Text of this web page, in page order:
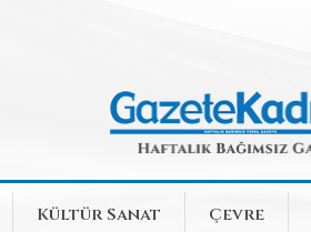
Kültür Sanat Çevre